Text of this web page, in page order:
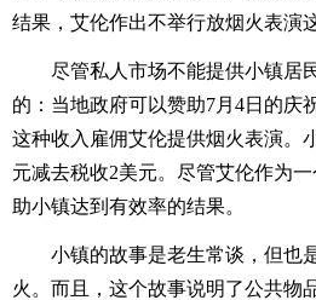
结果，艾伦作出不举行放烟火表演
尽管私人市场不能提供小镇居
的：当地政府可以赞助7月4日的庆
这种收入雇佣艾伦提供烟火表演
元减去税收2美元。尽管艾伦作为
助小镇达到有效率的结果。
小镇的故事是老生常谈，但也
火。而且，这个故事说明了公共物